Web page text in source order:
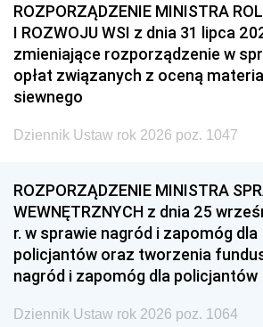
ROZPORZĄDZENIE MINISTRA
I ROZWOJU WSI z dnia 31 lipca
zmieniające rozporządzenie w
opłat związanych z oceną
siewnego
Dziennik Ustaw rok 2026 poz. 1047
ROZPORZĄDZENIE MINISTRA
WEWNĘTRZNYCH z dnia 25
r. w sprawie nagród i zapomóg dla
policjantów oraz tworzenia
nagród i zapomóg dla policjantów
Dziennik Ustaw rok 2026 poz. 1064